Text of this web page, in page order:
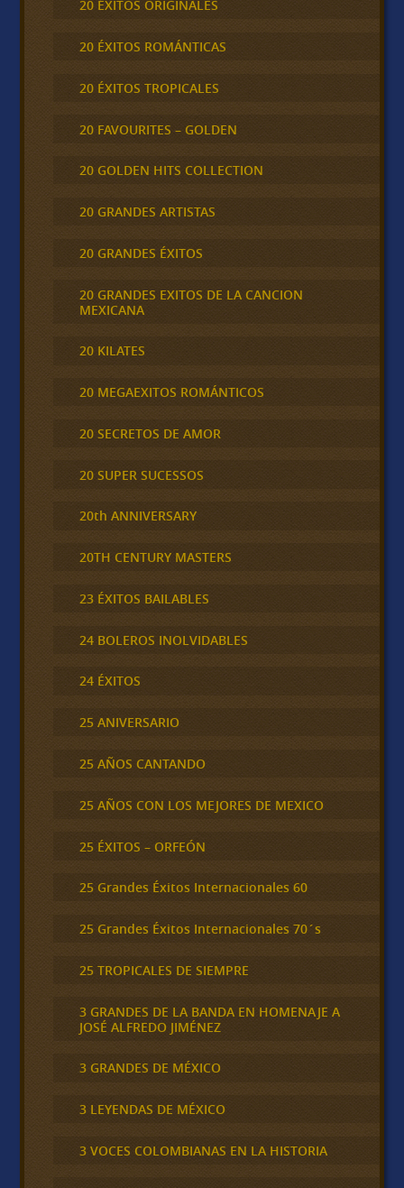
20 ÉXITOS ORIGINALES
20 ÉXITOS ROMÁNTICAS
20 ÉXITOS TROPICALES
20 FAVOURITES – GOLDEN
20 GOLDEN HITS COLLECTION
20 GRANDES ARTISTAS
20 GRANDES ÉXITOS
20 GRANDES EXITOS DE LA CANCION
MEXICANA
20 KILATES
20 MEGAEXITOS ROMÁNTICOS
20 SECRETOS DE AMOR
20 SUPER SUCESSOS
20th ANNIVERSARY
20TH CENTURY MASTERS
23 ÉXITOS BAILABLES
24 BOLEROS INOLVIDABLES
24 ÉXITOS
25 ANIVERSARIO
25 AÑOS CANTANDO
25 AÑOS CON LOS MEJORES DE MEXICO
25 ÉXITOS – ORFEÓN
25 Grandes Éxitos Internacionales 60
25 Grandes Éxitos Internacionales 70´s
25 TROPICALES DE SIEMPRE
3 GRANDES DE LA BANDA EN HOMENAJE A
JOSÉ ALFREDO JIMÉNEZ
3 GRANDES DE MÉXICO
3 LEYENDAS DE MÉXICO
3 VOCES COLOMBIANAS EN LA HISTORIA